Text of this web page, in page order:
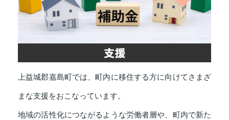
上益城郡嘉島町では、町内に移住する方に向けてさまざ
まな支援をおこなっています。
地域の活性化につながるような労働者層や、町内で新た